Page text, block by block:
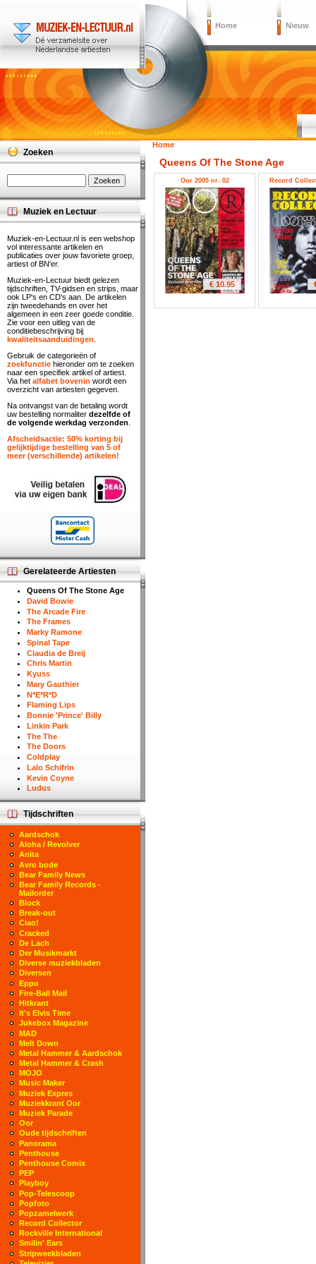
Home Nieuw
Home
Queens Of The Stone Age
Oor 2005 nr. 02
€ 10.95
Record
Zoeken
Muziek en Lectuur
Muziek-en-Lectuur.nl is een webshop
vol interessante artikelen en
publicaties over jouw favoriete groep,
artiest of BN'er.
Muziek-en-Lectuur biedt gelezen
tijdschriften, TV-gidsen en strips, maar
ook LP's en CD's aan. De artikelen
zijn tweedehands en over het
algemeen in een zeer goede conditie.
Zie voor een uitleg van de
conditiebeschrijving bij
kwaliteitsaanduidingen
Gebruik de categorieën of
zoekfunctie hieronder om te zoeken
naar een specifiek artikel of artiest.
Via het alfabet bovenin wordt een
overzicht van artiesten gegeven.
Na ontvangst van de betaling wordt
uw bestelling normaliter dezelfde of
de volgende werkdag verzonden
Afscheidsactie: 50% korting bij
gelijktijdige bestelling van 5 of
meer (verschillende) artikelen!
Gerelateerde Artiesten
Queens Of The Stone Age
David Bowie
The Arcade Fire
The Frames
Marky Ramone
Spinal Tape
Claudia de Breij
Chris Martin
Kyuss
Mary Gauthier
N*E*R*D
Flaming Lips
Bonnie 'Prince' Billy
Linkin Park
The The
The Doors
Coldplay
Lalo Schifrin
Kevin Coyne
Ludus
Tijdschriften
Aardschok
Aloha / Revolver
Anita
Avro bode
Bear Family News
Bear Family Records -
Mailorder
Block
Break-out
Ciao!
Cracked
De Lach
Der Musikmarkt
Diverse muziekbladen
Diversen
Eppo
Fire-Ball Mail
Hitkrant
It's Elvis Time
Jukebox Magazine
MAD
Melt Down
Metal Hammer & Aardschok
Metal Hammer & Crash
MOJO
Music Maker
Muziek Expres
Muziekkrant Oor
Muziek Parade
Oor
Oude tijdschriften
Panorama
Penthouse
Penthouse Comix
PEP
Playboy
Pop-Telescoop
Popfoto
Popzamelwerk
Record Collector
Rockville International
Smilin' Ears
Stripweekbladen